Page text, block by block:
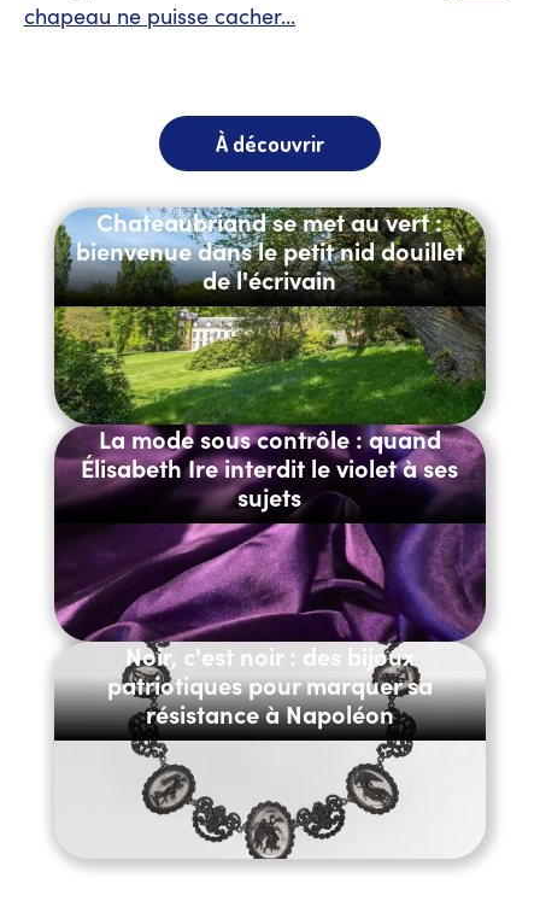
chapeau ne puisse cacher...
À découvrir
Chateaubriand se met au vert :
bienvenue dans le petit nid douillet
de l'écrivain
La mode sous contrôle : quand
Élisabeth Ire interdit le violet à ses
sujets
Noir, c'est noir : des bijoux
patriotiques pour marquer sa
résistance à Napoléon